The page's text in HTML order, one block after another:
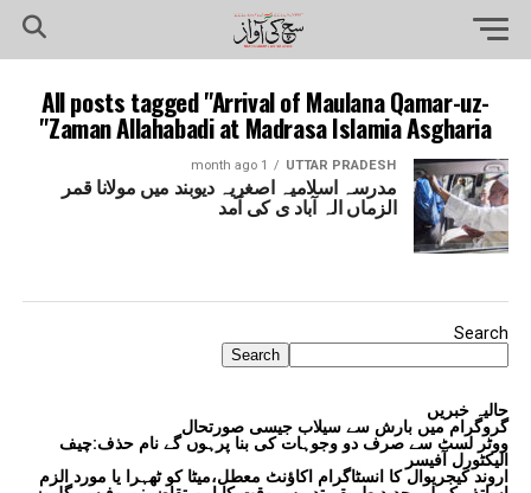
All posts tagged "Arrival of Maulana Qamar-uz-
Zaman Allahabadi at Madrasa Islamia Asgharia"
UTTAR PRADESH
1 month ago
مدرسہ اسلامیہ اصغریہ دیوبند میں مولانا قمر
الزماں الہ آباد ی کی آمد
Search
Search
حالیہ خبریں
گروگرام میں بارش سے سیلاب جیسی صورتحال
ووٹر لسٹ سے صرف دو وجوہات کی بنا پرہوں گے نام حذف:چیف
الیکٹورل آفیسر
اروند کیجریوال کا انسٹاگرام اکاؤنٹ معطل،میٹا کو ٹھہرا یا مورد الزم